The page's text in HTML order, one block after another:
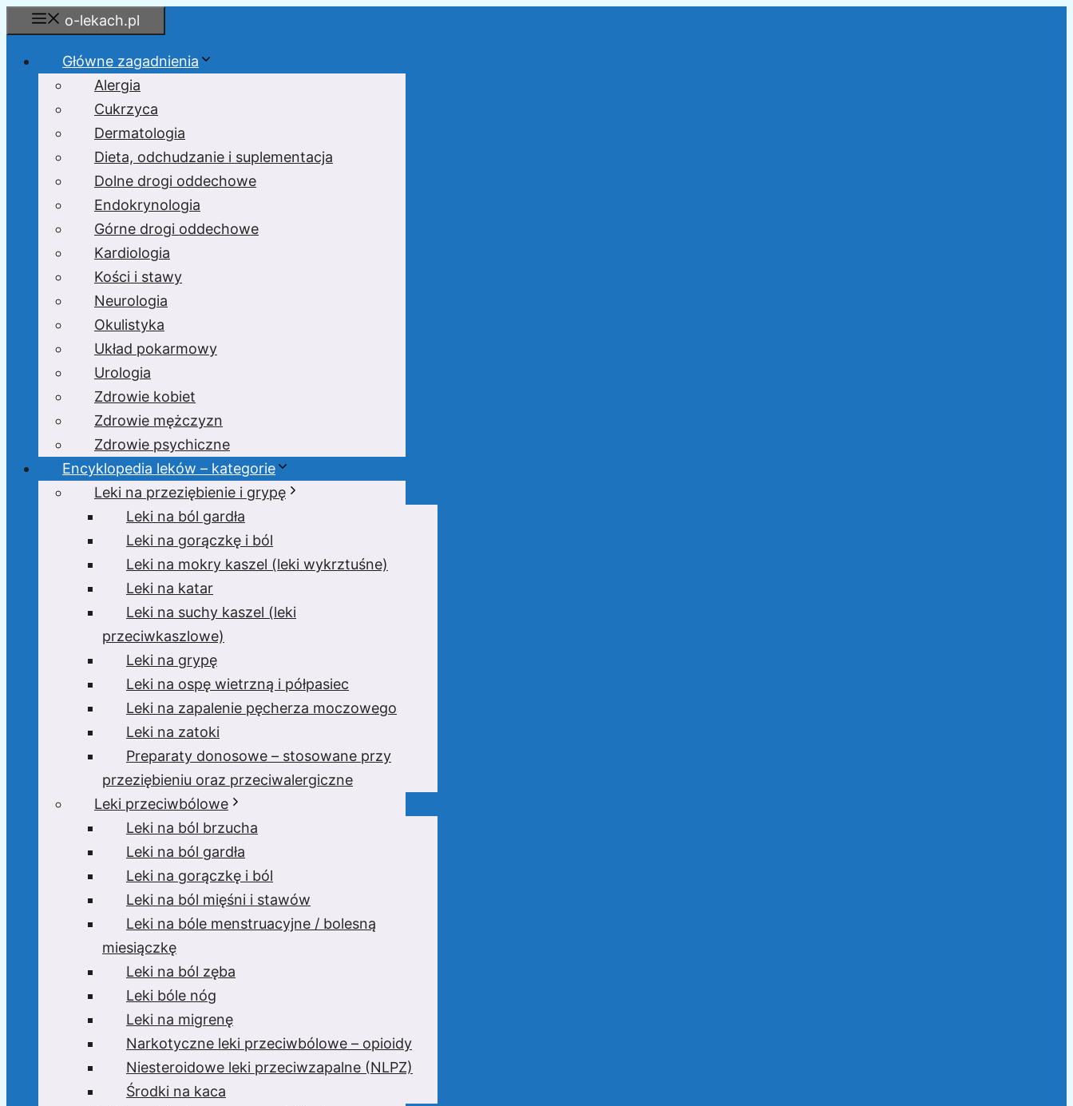
Przejdź
do
o-lekach.pl
Główne zagadnienia
Alergia
Cukrzyca
Dermatologia
Dieta, odchudzanie i suplementacja
Dolne drogi oddechowe
Endokrynologia
Górne drogi oddechowe
Kardiologia
Kości i stawy
Neurologia
Okulistyka
Układ pokarmowy
Urologia
Zdrowie kobiet
Zdrowie mężczyzn
Zdrowie psychiczne
Encyklopedia leków – kategorie
Leki na przeziębienie i grypę
Leki na ból gardła
Leki na gorączkę i ból
Leki na mokry kaszel (leki wykrztuśne)
Leki na katar
Leki na suchy kaszel (leki
przeciwkaszlowe)
Leki na grypę
Leki na ospę wietrzną i półpasiec
Leki na zapalenie pęcherza moczowego
Leki na zatoki
Preparaty donosowe – stosowane przy
przeziębieniu oraz przeciwalergiczne
Leki przeciwbólowe
Leki na ból brzucha
Leki na ból gardła
Leki na gorączkę i ból
Leki na ból mięśni i stawów
Leki na bóle menstruacyjne / bolesną
miesiączkę
Leki na ból zęba
Leki bóle nóg
Leki na migrenę
Narkotyczne leki przeciwbólowe – opioidy
Niesteroidowe leki przeciwzapalne (NLPZ)
Środki na kaca